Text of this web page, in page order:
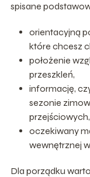
spisane
orientacyjną
które chcesz
położenie
przeszkleń,
informację,
sezonie
przejściowych,
oczekiwany
wewnętrznej
Dla porządku